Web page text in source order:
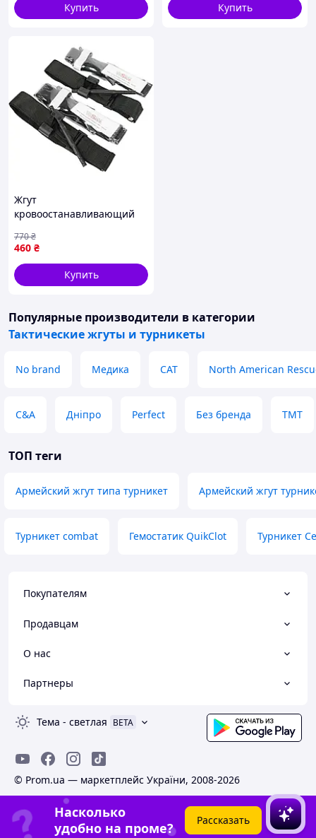
Купить
Купить
Жгут
кровоостанавливающий
Сертифицированный
460 ₴
770₴
Купить
Популярные производители в категории
Тактические жгуты и турникеты
No brand Медика CAT North American
C&A Дніпро Perfect Без бренда TMT
ТОП теги
Армейский жгут типа турникет Армейский жгут
Турникет combat Гемостатик QuikClot Турникет
Покупателям
Продавцам
О нас
Партнеры
Тема - светлая BETA
© Prom.ua — маркетплейс України, 2008-2026
Насколько
удобно на проме?
Рассказать